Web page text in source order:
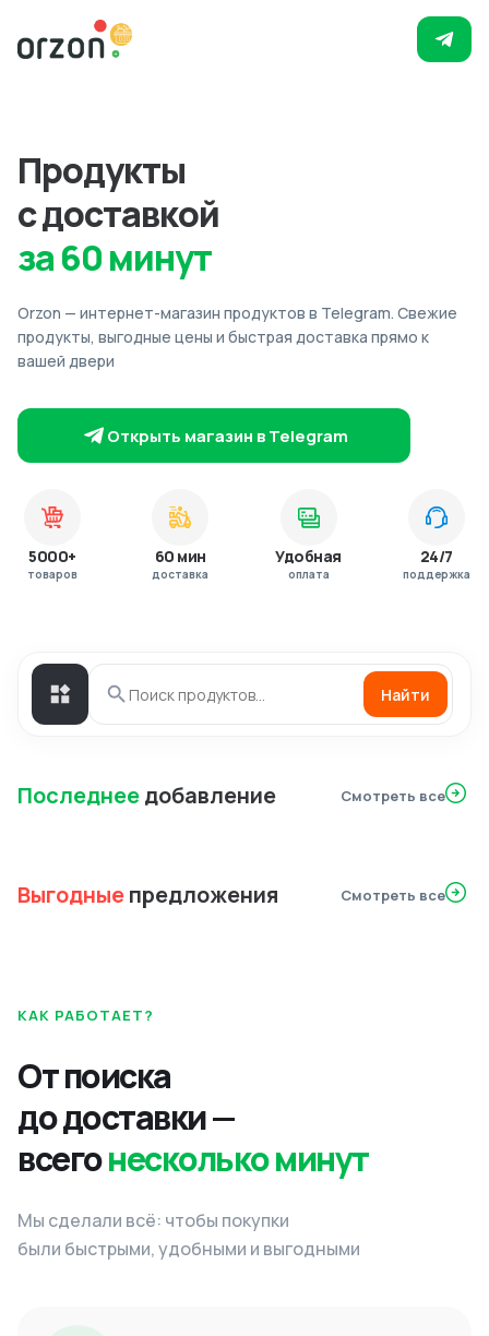
Продукты
с доставкой
за 60 минут
Orzon — интернет-магазин продуктов в Telegram. Свежие
продукты, выгодные цены и быстрая доставка прямо к
вашей двери
Открыть магазин в Telegram
5000+
товаров
60 мин
доставка
Удобная
оплата
24/7
поддержка
Найти
Последнеедобавление Смотреть все
Выгодныепредложения Смотреть все
КАК РАБОТАЕТ?
От поиска
до доставки —
всегонесколько минут
Мы сделали всё: чтобы покупки
были быстрыми, удобными и выгодными